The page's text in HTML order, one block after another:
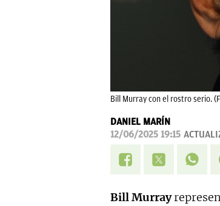
Bill Murray con el rostro serio.
DANIEL MARÍN
12/06/2025 19:15
Bill Murray